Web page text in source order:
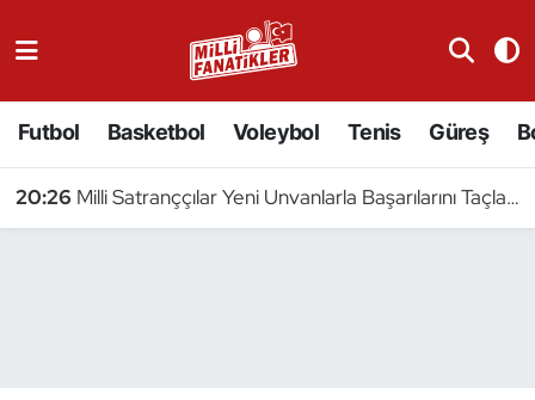
Futbol Basketbol Voleybol Tenis Güreş
20:23 5 Milli Pentatlet Avrupa Şampiyonası'nda Yarı Finalde
Badminton